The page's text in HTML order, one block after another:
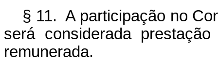
§ 11. A participação no
será considerada
remunerada.